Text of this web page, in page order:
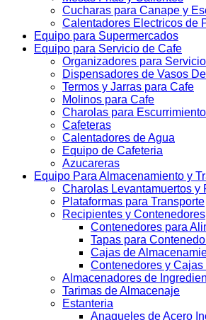
Cucharas para Canape y
Calentadores Electricos de
Equipo para Supermercados
Equipo para Servicio de Cafe
Organizadores para
Dispensadores de Vasos
Termos y Jarras para Cafe
Molinos para Cafe
Charolas para
Cafeteras
Calentadores de Agua
Equipo de Cafeteria
Azucareras
Equipo Para Almacenamiento y
Charolas Levantamuertos y
Plataformas para Transporte
Recipientes y Contenedores
Contenedores para
Tapas para
Cajas de
Contenedores y
Almacenadores de
Tarimas de Almacenaje
Estanteria
Anaqueles de Acero